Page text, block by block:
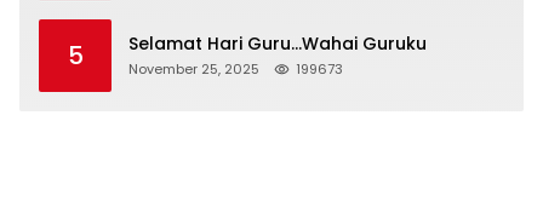
5 Selamat Hari Guru…Wahai Guruku
November 25, 2025 199673